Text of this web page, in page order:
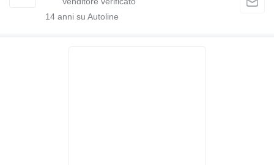
14 anni su Autoline